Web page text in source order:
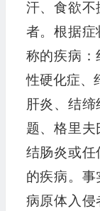
汗、食欲不
者。根据症
称的疾病
性硬化症、
肝炎、结
题、格里夫
结肠炎或任
的疾病。
病原体入